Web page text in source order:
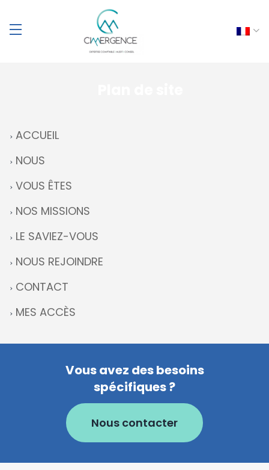
ACCUEIL
NOUS
VOUS ÊTES
NOS MISSIONS
LE SAVIEZ-VOUS
NOUS REJOINDRE
CONTACT
MES ACCÈS
Vous avez des besoins
spécifiques ?
Nous contacter